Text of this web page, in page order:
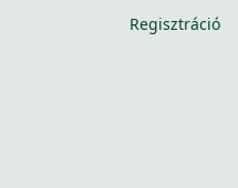
Regisztráció